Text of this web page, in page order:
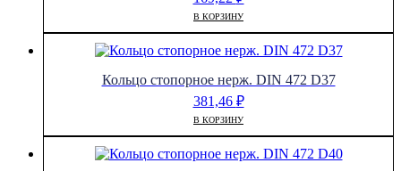
В КОРЗИНУ
Кольцо стопорное нерж. DIN 472 D37
381,46 ₽
В КОРЗИНУ